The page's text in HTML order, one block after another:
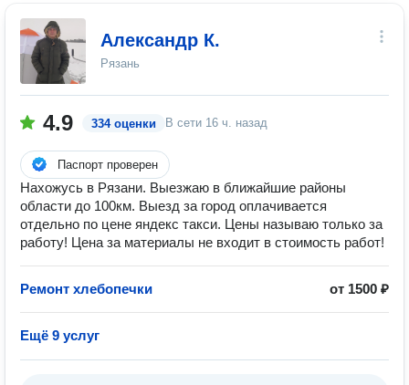
Александр К.
Рязань
4.9 334 оценки В сети 16 ч. назад
Паспорт проверен
Нахожусь в Рязани. Выезжаю в ближайшие районы
области до 100км. Выезд за город оплачивается
отдельно по цене яндекс такси. Цены называю только за
работу! Цена за материалы не входит в стоимость работ!
Ремонт хлебопечки от 1500 ₽
Ещё 9 услуг